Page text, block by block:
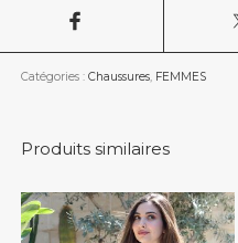
Catégories : Chaussures, FEMMES
Produits similaires